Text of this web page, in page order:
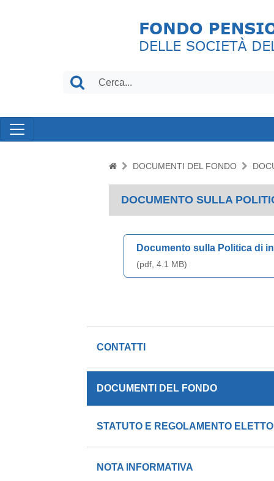
CONTATTI
DOCUMENTI DEL FONDO
STATUTO E REGOLAMENTO
NOTA INFORMATIVA
DOCUMENTI DEL FONDO
DOCUMENTO SULLA
Documento sulla Politica di
(pdf, 4.1 MB)